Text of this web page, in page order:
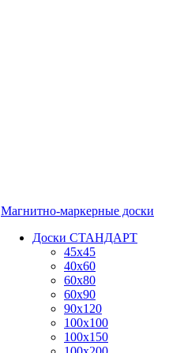
Магнитно-маркерные доски
Доски СТАНДАРТ
45x45
40x60
60x80
60x90
90x120
100x100
100x150